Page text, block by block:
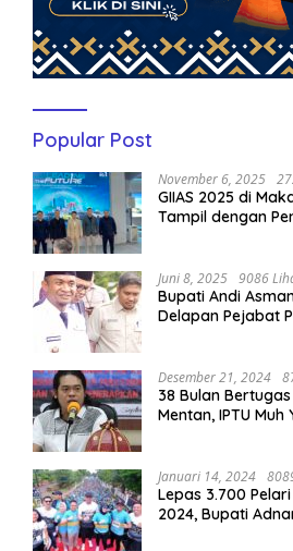
Popular Post
November 6, 2025
GIIAS 2025 di
Tampil dengan
Juni 8, 2025 9086
Bupati Andi
Delapan Pejabat
Desember 21, 2024
38 Bulan
Mentan, IPTU Muh
Januari 14, 2024
Lepas 3.700
2024, Bupati